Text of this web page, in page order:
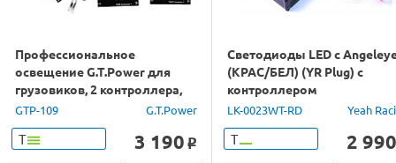
Профессиональное
освещение G.T.Power для
грузовиков, 2 контроллера,
Bluetooth управление
GTP-109 G.T.Power
Т 3 190 o
Светодиоды LED с
(КРАС/БЕЛ) (YR Plug) с
контроллером
LK-0023WT-RD Yeah
Т 2 990